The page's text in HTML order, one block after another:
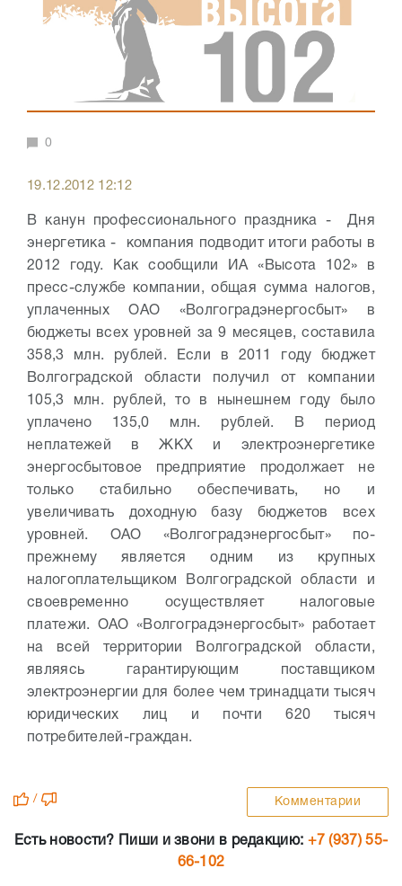
0
19.12.2012 12:12
В канун профессионального праздника - Дня
энергетика - компания подводит итоги работы в
2012 году. Как сообщили ИА «Высота 102» в
пресс-службе компании, общая сумма налогов,
уплаченных ОАО «Волгоградэнергосбыт» в
бюджеты всех уровней за 9 месяцев, составила
358,3 млн. рублей. Если в 2011 году бюджет
Волгоградской области получил от компании
105,3 млн. рублей, то в нынешнем году было
уплачено 135,0 млн. рублей.
В период
неплатежей в ЖКХ и электроэнергетике
энергосбытовое предприятие продолжает не
только стабильно обеспечивать, но и
увеличивать доходную базу бюджетов всех
уровней. ОАО «Волгоградэнергосбыт» по-
прежнему является одним из крупных
налогоплательщиком Волгоградской области и
своевременно осуществляет налоговые
платежи. ОАО «Волгоградэнергосбыт» работает
на всей территории Волгоградской области,
являясь гарантирующим поставщиком
электроэнергии для более чем тринадцати тысяч
юридических лиц и почти 620 тысяч
потребителей-граждан.
/ Комментарии
Есть новости? Пиши и звони в редакцию: +7 (937) 55-
66-102